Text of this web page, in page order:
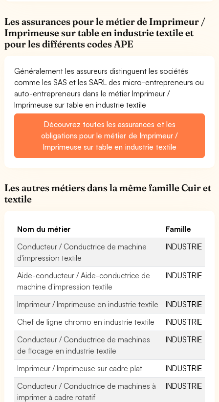
Les assurances pour le métier de Imprimeur /
Imprimeuse sur table en industrie textile et
pour les différents codes APE
Généralement les assureurs distinguent les sociétés
comme les SAS et les SARL des micro-entrepreneurs ou
auto-entrepreneurs dans le métier Imprimeur /
Imprimeuse sur table en industrie textile
Découvrez toutes les assurances et les
obligations pour le métier de Imprimeur /
Imprimeuse sur table en industrie textile
Les autres métiers dans la même famille Cuir et
textile
Nom du métier
Famille
Conducteur / Conductrice de machine
d'impression textile
INDUSTRIE
Aide-conducteur / Aide-conductrice de
machine d'impression textile
INDUSTRIE
Imprimeur / Imprimeuse en industrie textile
INDUSTRIE
Chef de ligne chromo en industrie textile
INDUSTRIE
Conducteur / Conductrice de machines
de flocage en industrie textile
INDUSTRIE
Imprimeur / Imprimeuse sur cadre plat
INDUSTRIE
Conducteur / Conductrice de machines à
imprimer à cadre rotatif
INDUSTRIE